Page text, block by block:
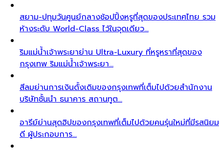
สยาม-ปทุมวันศูนย์กลางช้อปปิ้งหรูที่สุดของประเทศไทย รวม
ห้างระดับ World-Class ไว้ในจุดเดียว…
ริมแม่น้ำเจ้าพระยาย่าน Ultra-Luxury ที่หรูหราที่สุดของ
กรุงเทพ ริมแม่น้ำเจ้าพระยา…
สีลมย่านการเงินดั้งเดิมของกรุงเทพที่เต็มไปด้วยสำนักงาน
บริษัทชั้นนำ ธนาคาร สถานทูต…
อารีย์ย่านสุดฮิปของกรุงเทพที่เต็มไปด้วยคนรุ่นใหม่ที่มีรสนิยม
ดี ผู้ประกอบการ…